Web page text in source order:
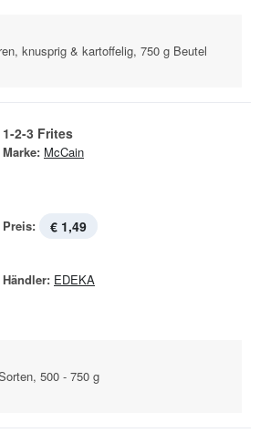
knusprig & kartoffelig, 750 g Beutel
1-2-3 Frites
Marke: McCain
Preis: € 1,49
Händler: EDEKA
500 - 750 g